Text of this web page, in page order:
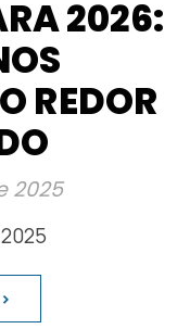
2026:
REDOR
2025